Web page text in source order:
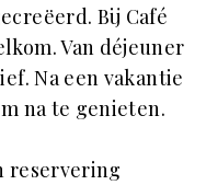
Bij Café
Van déjeuner
Na een vakantie
na te genieten.
reservering